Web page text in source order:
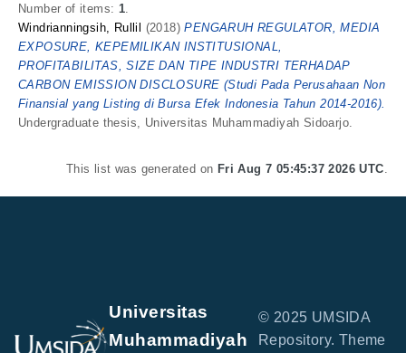
Number of items: 1.
Windrianningsih, Rullil
(2018)PENGARUH REGULATOR, MEDIA
EXPOSURE, KEPEMILIKAN INSTITUSIONAL,
PROFITABILITAS, SIZE DAN TIPE INDUSTRI TERHADAP
CARBON EMISSION DISCLOSURE (Studi Pada Perusahaan Non
Finansial yang Listing di Bursa Efek Indonesia Tahun 2014-2016).
Undergraduate thesis, Universitas Muhammadiyah Sidoarjo.
This list was generated on Fri Aug 7 05:45:37 2026 UTC.
Universitas
Muhammadiyah
© 2025 UMSIDA
Repository. Theme